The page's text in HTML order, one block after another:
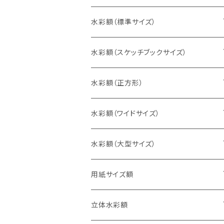
水彩額（標準サイズ）
インチ判（203×254ミリ）
八切判（242×303ミリ）
太子判（288×379ミリ）
四切判（348×424ミリ）
大衣判（394×509ミリ）
半切判（424×545ミリ）
水彩額（スケッチブックサイズ）
スケッチ4Ｆ（352×443ミリ）
スケッチ6Ｆ（458×550ミリ）
スケッチ8Ｆ（520×595ミリ）
スケッチ10Ｆ（595×670ミリ）
水彩額（正方形）
10cm正方形（100×100ミリ）
15cm正方形（150×150ミリ）
20cm正方形（200×200ミリ）
25cm正方形（250×250ミリ）
水彩額（ワイドサイズ）
15×30cm
20×40cm
25×50cm
水彩額（大型サイズ）
大判（660×850ミリ）
MO判（693×893ミリ）
用紙サイズ額
B5判（182×257ミリ）
立体水彩額